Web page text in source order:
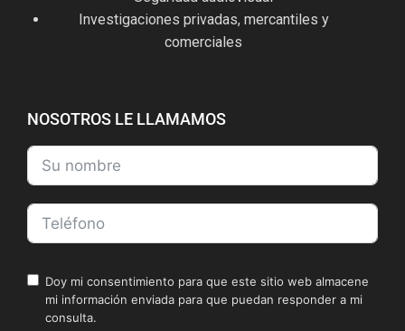
Investigaciones privadas, mercantiles y
comerciales
NOSOTROS LE LLAMAMOS
Doy mi consentimiento para que este sitio web almacene
mi información enviada para que puedan responder a mi
consulta.